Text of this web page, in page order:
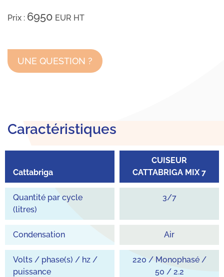
Prix : 6950 EUR HT
UNE QUESTION ?
Caractéristiques
Cattabriga
CUISEUR
CATTABRIGA MIX 7
Quantité par cycle
(litres)
3/7
Condensation Air
Volts / phase(s) / hz /
puissance
220 / Monophasé /
50 / 2.2